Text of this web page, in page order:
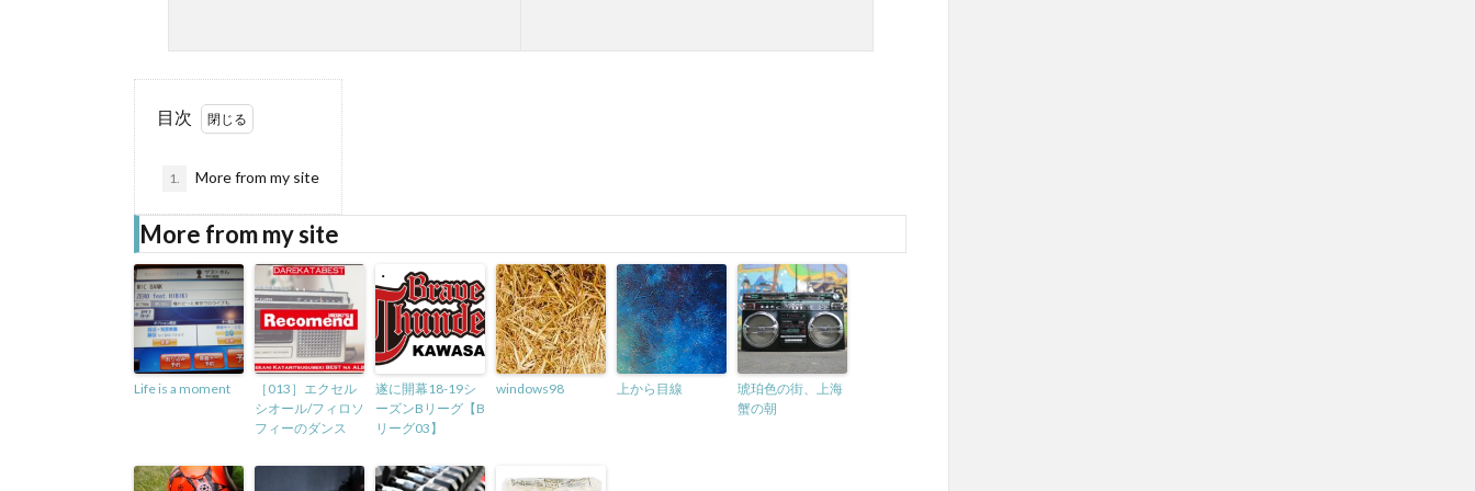
目次
1. More from my site
More from my site
Life is a moment
［013］エクセル
シオール/フィロソ
フィーのダンス
遂に開幕18-19シ
ーズンBリーグ【B
リーグ03】
windows98 上から目線
琥珀色の街、上海
蟹の朝